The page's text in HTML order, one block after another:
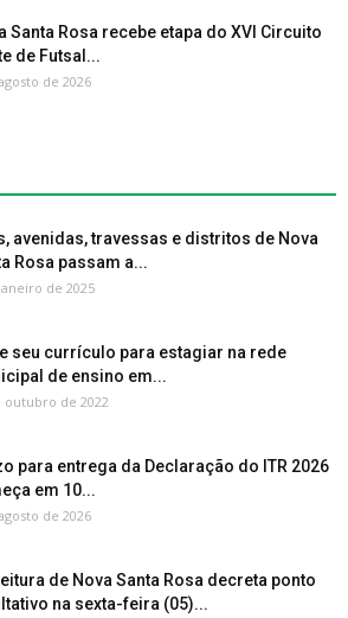
Santa Rosa recebe etapa do XVI Circuito
de Futsal...
de 2026
avenidas, travessas e distritos de Nova
Rosa passam a...
de 2025
seu currículo para estagiar na rede
de ensino em...
outubro de 2022
para entrega da Declaração do ITR 2026
em 10...
de 2026
de Nova Santa Rosa decreta ponto
na sexta-feira (05)...